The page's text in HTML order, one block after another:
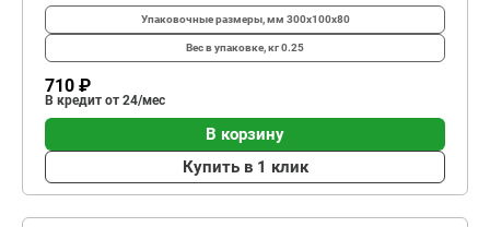
Упаковочные размеры, мм 300x100x80
Вес в упаковке, кг0.25
710 ₽
В кредит от 24/мес
В корзину
Купить в 1 клик